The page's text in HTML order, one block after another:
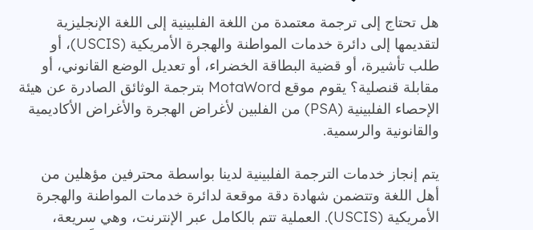
هل تحتاج إلى ترجمة معتمدة من اللغة الفلبينية إلى اللغة الإنجليزية
لتقديمها إلى دائرة خدمات المواطنة والهجرة الأمريكية (USCIS)، أو
طلب تأشيرة، أو قضية البطاقة الخضراء، أو تعديل الوضع القانوني، أو
مقابلة قنصلية؟ يقوم موقع MotaWord بترجمة الوثائق الصادرة عن هيئة
الإحصاء الفلبينية (PSA) من الفلبين لأغراض الهجرة والأغراض الأكاديمية
والقانونية والرسمية.
يتم إنجاز خدمات الترجمة الفلبينية لدينا بواسطة محترفين مؤهلين من
أهل اللغة وتتضمن شهادة دقة موقعة لدائرة خدمات المواطنة والهجرة
الأمريكية (USCIS). العملية تتم بالكامل عبر الإنترنت، وهي سريعة،